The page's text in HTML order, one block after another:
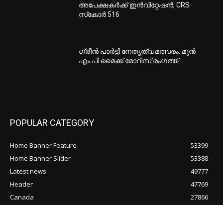
അപേക്ഷകര്‍ക്ക് ഇന്‍വിറ്റേഷന്‍, CRS
സ്‌കോര്‍ 516
ഗ്രീന്‍ പാര്‍ട്ടി നേതൃത്വ മത്സരം: മുന്‍
എം.പി മൈക്ക് മോറിസ് രംഗത്ത്
POPULAR CATEGORY
Home Banner Feature
53399
Home Banner Slider
53388
Latest news
49777
Header
47769
Canada
27866